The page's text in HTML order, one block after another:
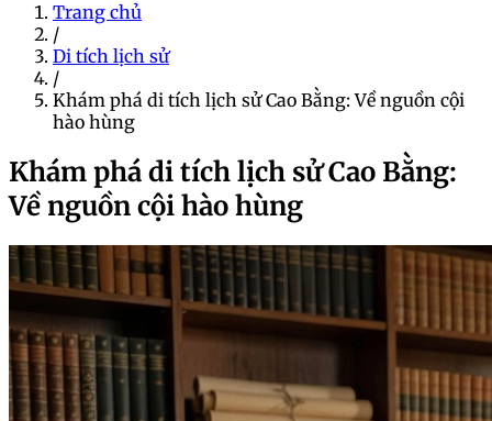
Trang chủ
/
Di tích lịch sử
/
Khám phá di tích lịch sử Cao Bằng: Về nguồn cội
hào hùng
Khám phá di tích lịch sử Cao Bằng:
Về nguồn cội hào hùng